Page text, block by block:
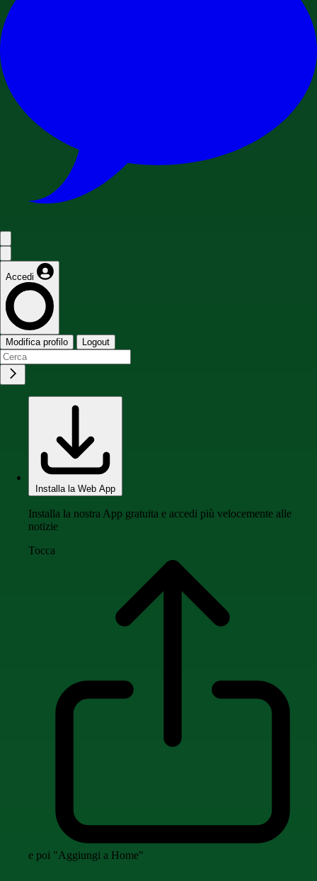
Accedi
Modifica profilo Logout
Installa la Web App
Installa la nostra App gratuita e accedi più velocemente alle
notizie
Tocca
e poi "Aggiungi a Home"